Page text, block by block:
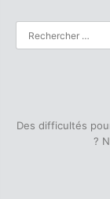
Des difficultés
?